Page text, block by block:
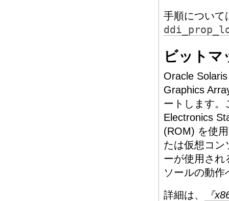
手順について
ビットマ
Oracle
Graphics
ートします。
Electronics
(ROM) を使
たは仮想コン
ーが使用され
ソールの動作
詳細は、
『